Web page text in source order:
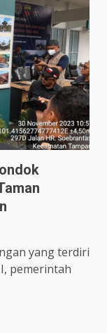
yang terdiri
pemerintah